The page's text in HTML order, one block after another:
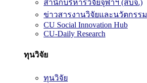
สำนักบริหารวิจัยจุฬาฯ (สบจ.)
ข่าวสารงานวิจัยและนวัตกรรม
CU Social Innovation Hub
CU-Daily Research
ทุนวิจัย
ทุนวิจัย